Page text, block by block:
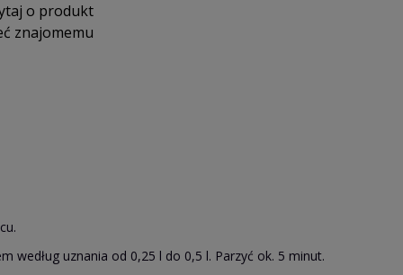
o produkt
znajomemu
według uznania od 0,25 l do 0,5 l. Parzyć ok. 5 minut.